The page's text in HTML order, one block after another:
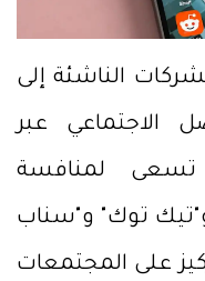
الناشئة إلى
الاجتماعي عبر
تسعى لمنافسة
توك" و"سناب
على المجتمعات